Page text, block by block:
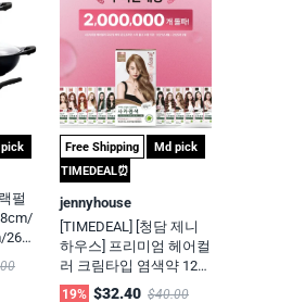
pick
펄
26c
내
-
Free Shipping
Md pick
TIMEDEAL⏰
jennyhouse
[TIMEDEAL] [청담 제니
하우스] 프리미엄 헤어컬
러 크림타입 염색약 120
g (2개 세트) Premium H
19% $32.40 $40.00